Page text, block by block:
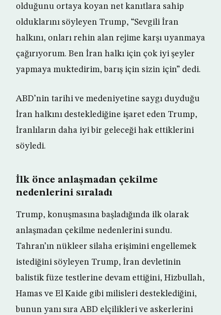
olduğunu ortaya koyan net kanıtlara sahip
olduklarını söyleyen Trump, “Sevgili İran
halkını, onları rehin alan rejime karşı uyanmaya
çağırıyorum. Ben İran halkı için çok iyi şeyler
yapmaya muktedirim, barış için sizin için” dedi.
ABD’nin tarihi ve medeniyetine saygı duyduğu
İran halkını desteklediğine işaret eden Trump,
İranlıların daha iyi bir geleceği hak ettiklerini
söyledi.
İlk önce anlaşmadan çekilme
nedenlerini sıraladı
Trump, konuşmasına başladığında ilk olarak
anlaşmadan çekilme nedenlerini sundu.
Tahran’ın nükleer silaha erişimini engellemek
istediğini söyleyen Trump, İran devletinin
balistik füze testlerine devam ettiğini, Hizbullah,
Hamas ve El Kaide gibi milisleri desteklediğini,
bunun yanı sıra ABD elçilikleri ve askerlerini